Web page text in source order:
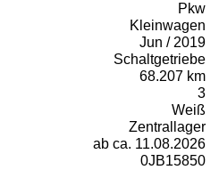
Pkw
Kleinwagen
Jun / 2019
Schaltgetriebe
68.207 km
3
Weiß
Zentrallager
ab ca. 11.08.2026
0JB15850